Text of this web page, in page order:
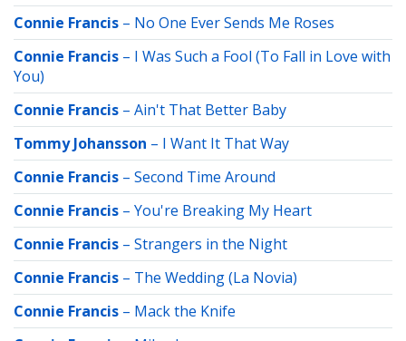
Connie Francis – No One Ever Sends Me Roses
Connie Francis – I Was Such a Fool (To Fall in Love with
You)
Connie Francis – Ain't That Better Baby
Tommy Johansson – I Want It That Way
Connie Francis – Second Time Around
Connie Francis – You're Breaking My Heart
Connie Francis – Strangers in the Night
Connie Francis – The Wedding (La Novia)
Connie Francis – Mack the Knife